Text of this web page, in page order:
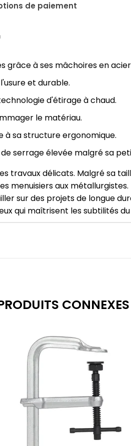
de paiement
grâce à ses mâchoires en
et durable.
d'étirage à chaud.
le matériau.
sa structure ergonomique.
serrage élevée malgré sa
travaux délicats. Malgré sa
menuisiers aux métallurgistes.
sur des projets de longue
qui maîtrisent les subtilités
CONNEXES